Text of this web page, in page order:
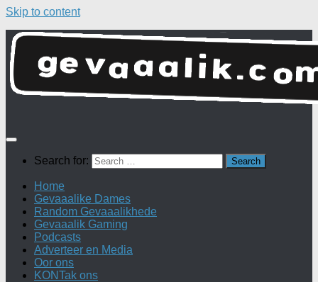
Skip to content
Search for:
Home
Gevaaalike Dames
Random Gevaaalikhede
Gevaaalik Gaming
Podcasts
Adverteer en Media
Oor ons
KONTak ons